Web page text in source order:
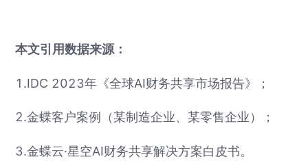
本文引用数据来源：
1.IDC 2023年《全球AI财务共享市场报告》；
2.金蝶客户案例（某制造企业、某零售企业）；
3.金蝶云·星空AI财务共享解决方案白皮书。